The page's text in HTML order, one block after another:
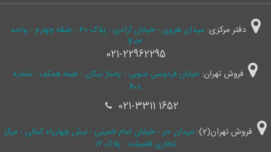
دفتر مرکزی:
میدان هروی - خیابان آزادی - پلاک 60 - طبقه چهارم - واحد
403
021-22962295
فروش تهران: خیابان فردوسی جنوبی - پاساژ نیکان - طبقه همکف - شماره
۴۰۸
021-3311 1652
فروش تهران(2):
میدان حر - خیابان امام خمینی - نبش چهارراه کمالی - مرکز
تجاری فضیلت - پلاک ۱۷